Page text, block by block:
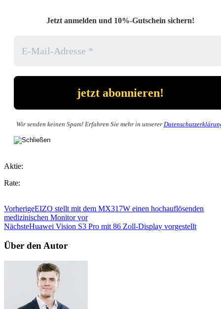
Jetzt anmelden und 10%-Gutschein sichern!
Wir senden keinen Spam! Erfahren Sie mehr in unserer
Aktie:
Rate:
VorherigeEIZO stellt mit dem MX317W einen hochauflösenden
medizinischen Monitor vor
NächsteHuawei Vision S3 Pro mit 86 Zoll-Display vorgestellt
Über den Autor